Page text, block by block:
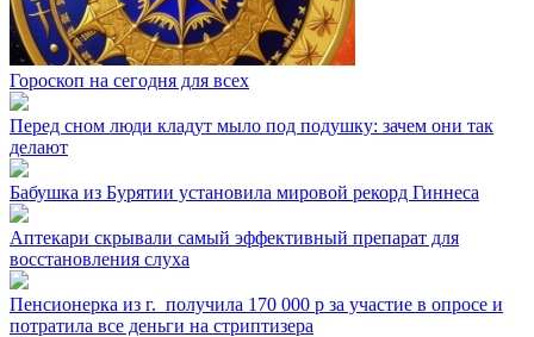
Гороскоп на сегодня для всех
Перед сном люди кладут мыло под подушку: зачем они так
делают
Бабушка из Бурятии установила мировой рекорд Гиннеса
Аптекари скрывали самый эффективный препарат для
восстановления слуха
Пенсионерка из г. ⁣ получила 170 000 р за участие в опросе и
потратила все деньги на стриптизера